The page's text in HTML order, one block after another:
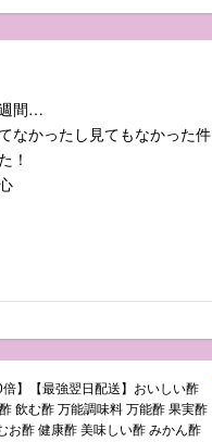
間…
なかったし見てもなかった件
！
倍】【最強翌日配送】おいしい酢
飲む酢 万能調味料 万能酢 果実酢
お酢 健康酢 美味しい酢 みかん酢